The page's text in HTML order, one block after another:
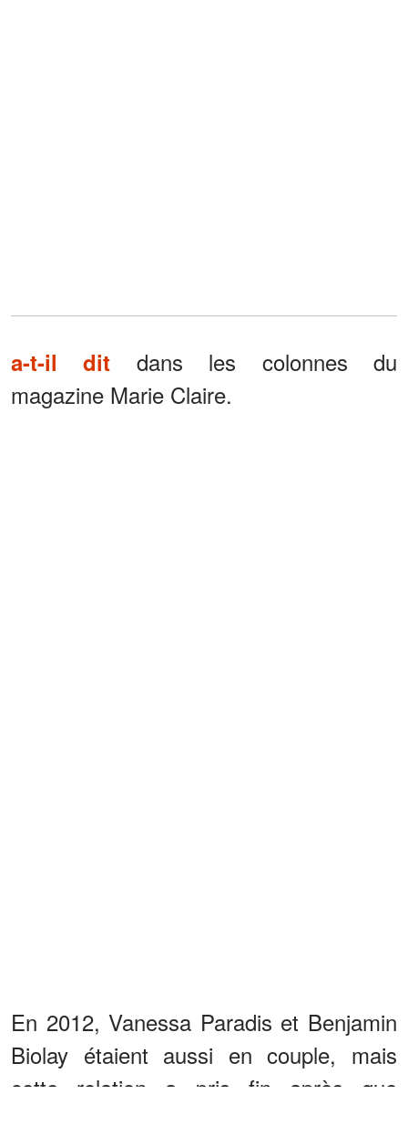
a-t-il dit dans les colonnes du
magazine Marie Claire.
En 2012, Vanessa Paradis et Benjamin
Biolay étaient aussi en couple, mais
cette relation a pris fin après que